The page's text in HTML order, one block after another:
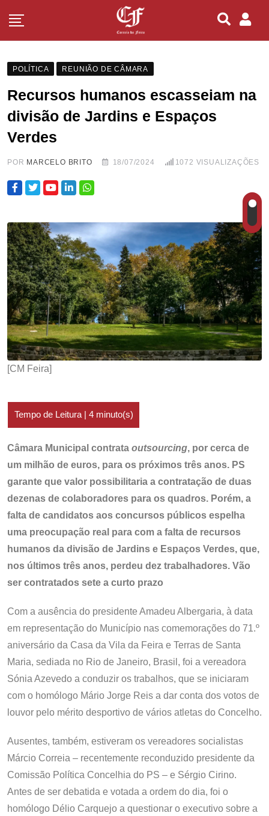
POLÍTICA REUNIÃO DE CÂMARA
Recursos humanos escasseiam na
divisão de Jardins e Espaços
Verdes
POR MARCELO BRITO 18/07/2024 1072 VISUALIZAÇÕES
[CM Feira]
Câmara Municipal contrata outsourcing, por cerca de
um milhão de euros, para os próximos três anos. PS
garante que valor possibilitaria a contratação de duas
dezenas de colaboradores para os quadros. Porém, a
falta de candidatos aos concursos públicos espelha
uma preocupação real para com a falta de recursos
humanos da divisão de Jardins e Espaços Verdes, que,
nos últimos três anos, perdeu dez trabalhadores. Vão
ser contratados sete a curto prazo
Com a ausência do presidente Amadeu Albergaria, à data
em representação do Município nas comemorações do 71.º
aniversário da Casa da Vila da Feira e Terras de Santa
Maria, sediada no Rio de Janeiro, Brasil, foi a vereadora
Sónia Azevedo a conduzir os trabalhos, que se iniciaram
com o homólogo Mário Jorge Reis a dar conta dos votos de
louvor pelo mérito desportivo de vários atletas do Concelho.
Ausentes, também, estiveram os vereadores socialistas
Márcio Correia – recentemente reconduzido presidente da
Comissão Política Concelhia do PS – e Sérgio Cirino.
Antes de ser debatida e votada a ordem do dia, foi o
homólogo Délio Carquejo a questionar o executivo sobre a